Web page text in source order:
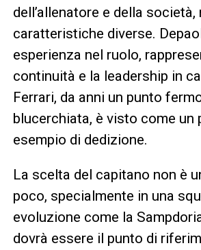
dell’allenatore e della società,
caratteristiche diverse.
esperienza nel ruolo,
continuità e la leadership in
Ferrari, da anni un punto
blucerchiata, è visto come un
esempio di dedizione.
La scelta del capitano non è
poco, specialmente in una
evoluzione come la
dovrà essere il punto di